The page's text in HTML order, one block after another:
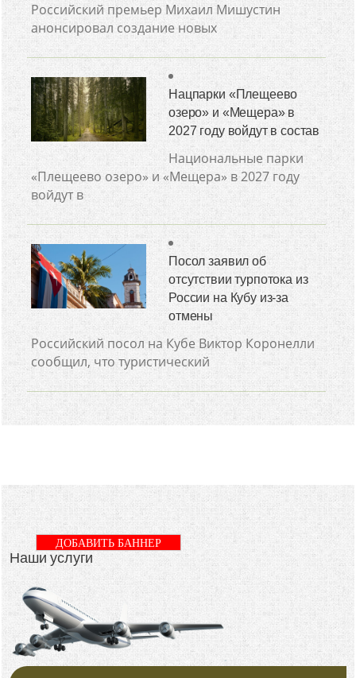
Российский премьер Михаил Мишустин
анонсировал создание новых
Нацпарки «Плещеево
озеро» и «Мещера» в
2027 году войдут в состав
Национальные парки
«Плещеево озеро» и «Мещера» в 2027 году
войдут в
Посол заявил об
отсутствии турпотока из
России на Кубу из-за
отмены
Российский посол на Кубе Виктор Коронелли
сообщил, что туристический
Наши услуги
ДОБАВИТЬ БАННЕР